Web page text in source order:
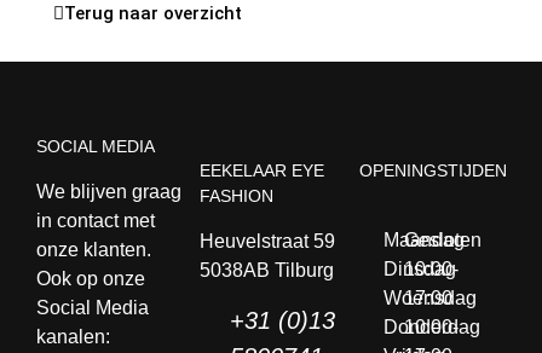
Terug naar overzicht
SOCIAL MEDIA
We blijven graag
in contact met
onze klanten.
Ook op onze
Social Media
kanalen:
EEKELAAR EYE
FASHION
Heuvelstraat 59
5038AB Tilburg
+31 (0)13
OPENINGSTIJDEN
Maandag
Dinsdag
Woensdag
Donderdag
Gesloten
10:00-
17:00
10:00-